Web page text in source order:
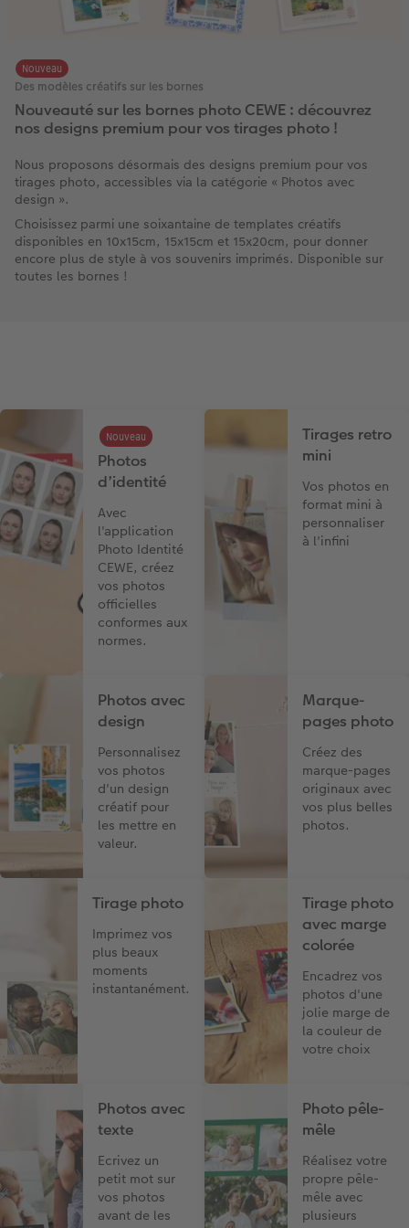
Nouveau
Des modèles créatifs sur les bornes
Nouveauté sur les bornes photo CEWE : découvrez
nos designs premium pour vos tirages photo !
Nous proposons désormais des designs premium pour vos
tirages photo, accessibles via la catégorie « Photos avec
design ».
Choisissez parmi une soixantaine de templates créatifs
disponibles en 10x15cm, 15x15cm et 15x20cm, pour donner
encore plus de style à vos souvenirs imprimés. Disponible sur
toutes les bornes !
Photos
d’identité
Avec
l'application
Photo Identité
CEWE, créez
vos photos
officielles
conformes aux
normes.
Nouveau
Tirages retro
mini
Vos photos en
format mini à
personnaliser
à l'infini
Photos avec
design
Personnalisez
vos photos
d'un design
créatif pour
les mettre en
valeur.
Marque-
pages photo
Créez des
marque-pages
originaux avec
vos plus belles
photos.
Tirage photo
Imprimez vos
plus beaux
moments
instantanément.
Tirage photo
avec marge
colorée
Encadrez vos
photos d'une
jolie marge de
la couleur de
votre choix
Photos avec
texte
Ecrivez un
petit mot sur
vos photos
avant de les
Photo pêle-
mêle
Réalisez votre
propre pêle-
mêle avec
plusieurs